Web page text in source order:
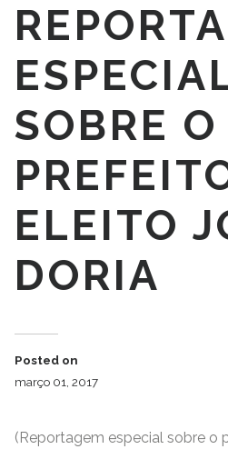
SOBRE O
ELEITO
DORIA
Posted on
março 01, 2017
(Reportagem especial sobre o